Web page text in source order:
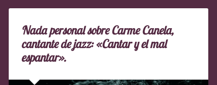
Nada personal sobre Carme Canela,
cantante de jazz: «Cantar y el mal
espantar».